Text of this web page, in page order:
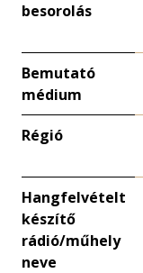
besorolás
Bemutató
médium
Régió
Hangfelvételt
készítő
rádió/műhely
neve